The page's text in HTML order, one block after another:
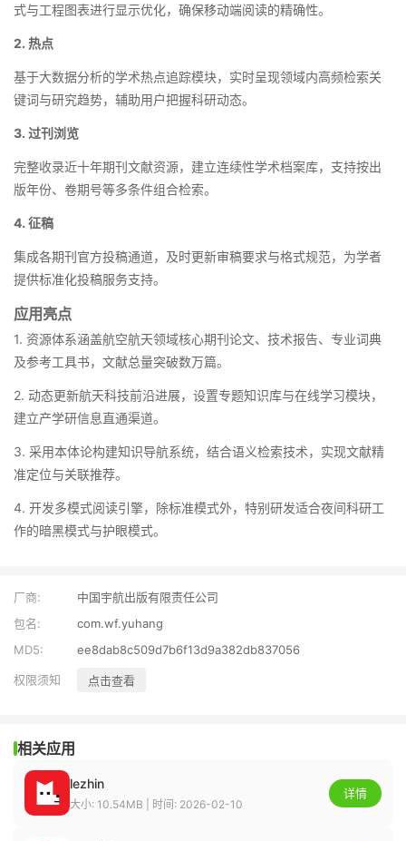
式与工程图表进行显示优化，确保移动端阅读的精确性。
2. 热点
基于大数据分析的学术热点追踪模块，实时呈现领域内高频检索关
键词与研究趋势，辅助用户把握科研动态。
3. 过刊浏览
完整收录近十年期刊文献资源，建立连续性学术档案库，支持按出
版年份、卷期号等多条件组合检索。
4. 征稿
集成各期刊官方投稿通道，及时更新审稿要求与格式规范，为学者
提供标准化投稿服务支持。
应用亮点
1. 资源体系涵盖航空航天领域核心期刊论文、技术报告、专业词典
及参考工具书，文献总量突破数万篇。
2. 动态更新航天科技前沿进展，设置专题知识库与在线学习模块，
建立产学研信息直通渠道。
3. 采用本体论构建知识导航系统，结合语义检索技术，实现文献精
准定位与关联推荐。
4. 开发多模式阅读引擎，除标准模式外，特别研发适合夜间科研工
作的暗黑模式与护眼模式。
厂商:
中国宇航出版有限责任公司
包名:
com.wf.yuhang
MD5:
ee8dab8c509d7b6f13d9a382db837056
权限须知 点击查看
相关应用
lezhin
大小: 10.54MB | 时间: 2026-02-10
详情